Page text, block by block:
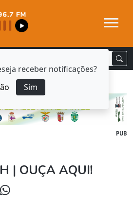
receber notificações?
Sim
PUB
| OUÇA AQUI!